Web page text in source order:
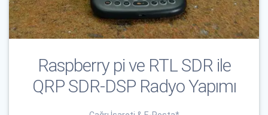
Raspberry pi ve RTL SDR ile
QRP SDR-DSP Radyo Yapımı